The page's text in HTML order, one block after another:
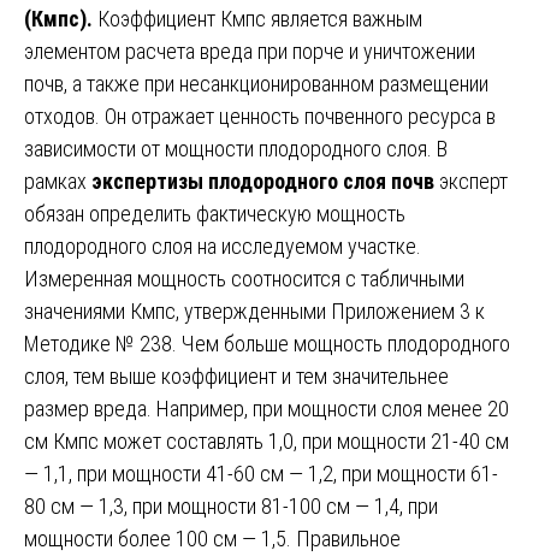
(Кмпс). Коэффициент Кмпс является важным
элементом расчета вреда при порче и уничтожении
почв, а также при несанкционированном размещении
отходов. Он отражает ценность почвенного ресурса в
зависимости от мощности плодородного слоя. В
рамках экспертизы плодородного слоя почв эксперт
обязан определить фактическую мощность
плодородного слоя на исследуемом участке.
Измеренная мощность соотносится с табличными
значениями Кмпс, утвержденными Приложением 3 к
Методике № 238. Чем больше мощность плодородного
слоя, тем выше коэффициент и тем значительнее
размер вреда. Например, при мощности слоя менее 20
см Кмпс может составлять 1,0, при мощности 21-40 см
— 1,1, при мощности 41-60 см — 1,2, при мощности 61-
80 см — 1,3, при мощности 81-100 см — 1,4, при
мощности более 100 см — 1,5. Правильное